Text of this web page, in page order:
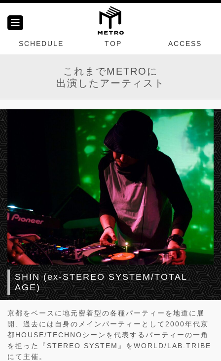
SCHEDULE TOP ACCESS
これまでMETROに
出演したアーティスト
SHIN (ex-STEREO SYSTEM/TOTAL
AGE)
京都をベースに地元密着型の各種パーティーを地道に展
開、過去には自身のメインパーティーとして2000年代京
都HOUSE/TECHNOシーンを代表するパーティーの一角
を担った『STEREO SYSTEM』をWORLD/LAB.TRIBE
にて主催。